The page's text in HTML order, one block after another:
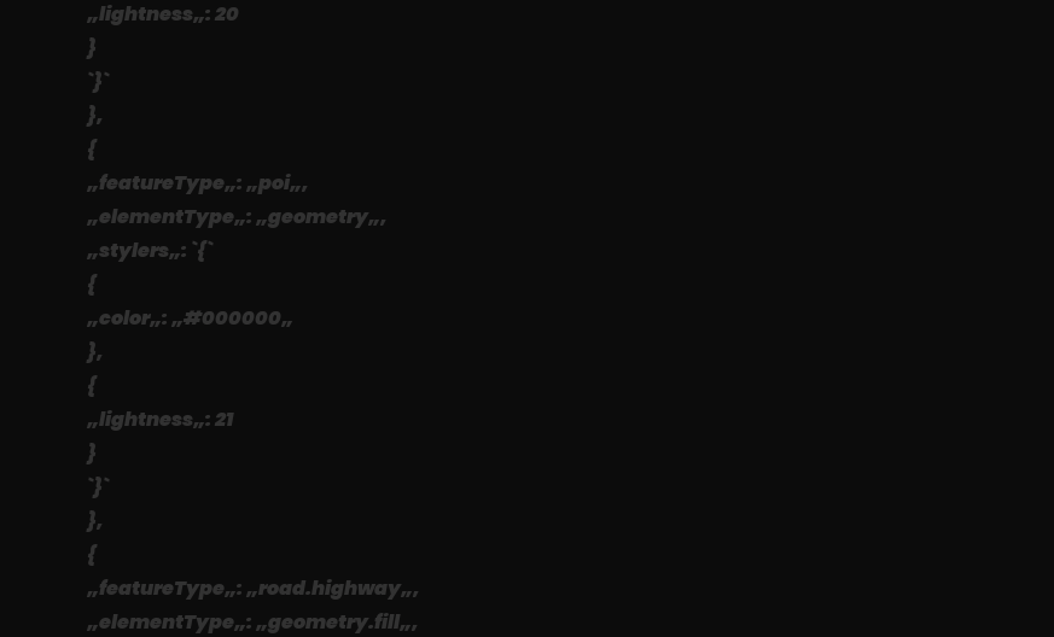
„lightness„: 20
}
`}`
},
{
„featureType„: „poi„,
„elementType„: „geometry„,
„stylers„: `{`
{
„color„: „#000000„
},
{
„lightness„: 21
}
`}`
},
{
„featureType„: „road.highway„,
„elementType„: „geometry.fill„,